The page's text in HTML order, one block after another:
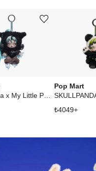
Ürünü istek listesine ekle veya listeden çıkar
Pop Mart
₺4049+